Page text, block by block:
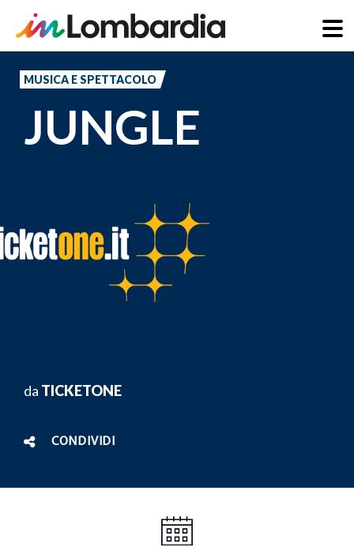
MUSICA E SPETTACOLO
JUNGLE
da TICKETONE
CONDIVIDI